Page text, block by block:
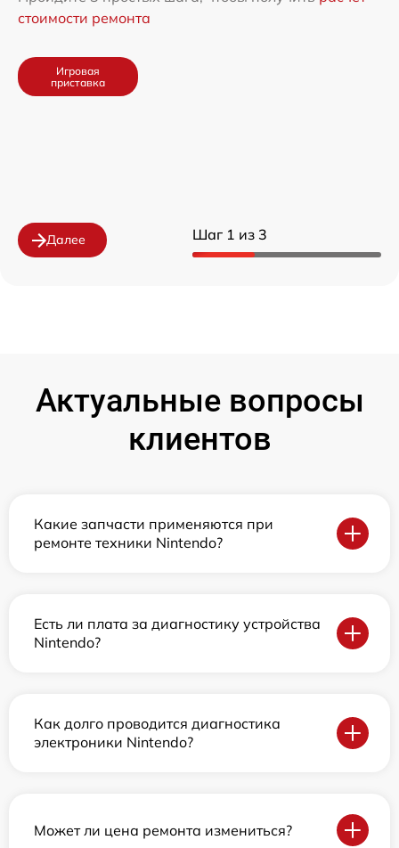
Шаг 1 из 3
стоимости ремонта
Игровая
приставка
Далее
Актуальные вопросы
клиентов
Какие запчасти применяются при
ремонте техники Nintendo?
Есть ли плата за диагностику устройства
Nintendo?
Как долго проводится диагностика
электроники Nintendo?
Может ли цена ремонта измениться?